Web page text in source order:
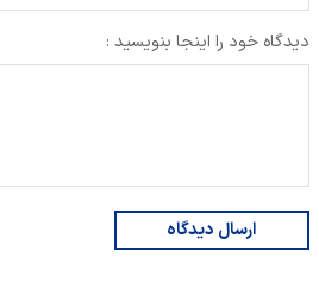
دیدگاه خود را اینجا بنویسید :
ارسال دیدگاه